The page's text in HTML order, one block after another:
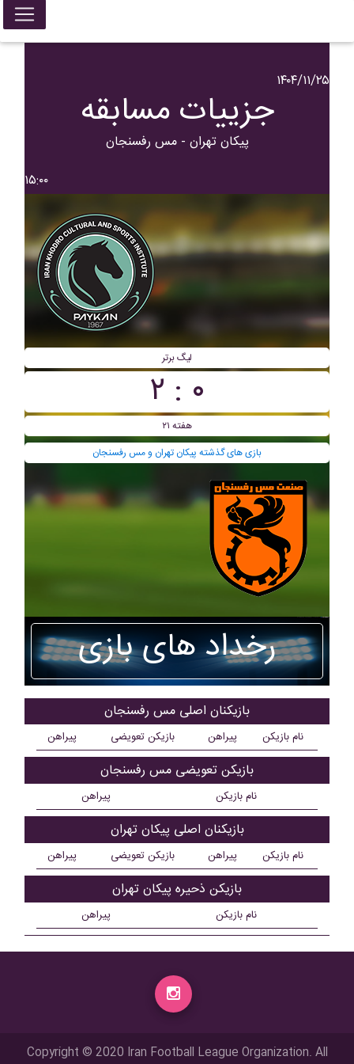
۱۴۰۴/۱۱/۲۵
جزییات مسابقه
پيکان تهران - مس رفسنجان
۱۵:۰۰
لیگ برتر
۰ : ۲
هفته ۲۱
بازی های گذشته پيکان تهران و مس رفسنجان
رخداد های بازی
بازیکنان اصلی مس رفسنجان
نام بازیکن پیراهن بازیکن تعویضی پیراهن
بازیکن تعویضی مس رفسنجان
نام بازیکن پیراهن
بازیکنان اصلی پيکان تهران
نام بازیکن پیراهن بازیکن تعویضی پیراهن
بازیکن ذحیره پيکان تهران
نام بازیکن پیراهن
Copyright © 2020 Iran Football League Organization. All